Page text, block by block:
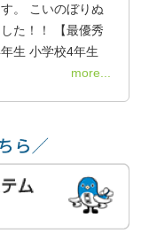
。 こいのぼりぬ
た！！ 【最優秀
生 小学校4年生
more...